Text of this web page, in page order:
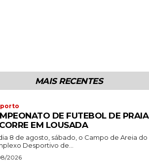
MAIS RECENTES
DE FUTEBOL DE PRAIA
EM LOUSADA
8 de agosto, sábado, o Campo de Areia do
Desportivo de...
2026